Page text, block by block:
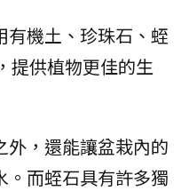
有機土、珍珠石、蛭
提供植物更佳的生
外，還能讓盆栽內的
。而蛭石具有許多獨